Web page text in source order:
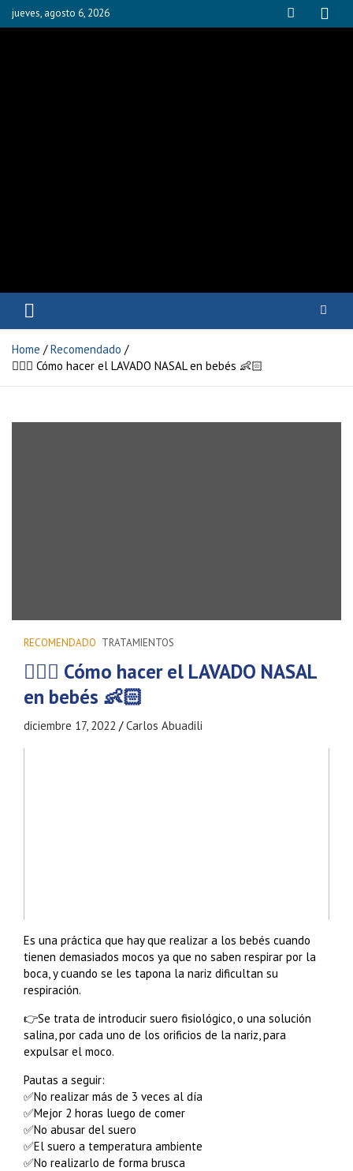
jueves, agosto 6, 2026
Home
Recomendado
🤷🏻‍♀️ Cómo hacer el LAVADO NASAL en bebés 👶🏻
RECOMENDADO TRATAMIENTOS
🤷🏻‍♀️ Cómo hacer el LAVADO NASAL
en bebés 👶🏻
diciembre 17, 2022 Carlos Abuadili
Es una práctica que hay que realizar a los bebés cuando
tienen demasiados mocos ya que no saben respirar por la
boca, y cuando se les tapona la nariz dificultan su
respiración.
👉Se trata de introducir suero fisiológico, o una solución
salina, por cada uno de los orificios de la nariz, para
expulsar el moco.
Pautas a seguir:
✅No realizar más de 3 veces al día
✅Mejor 2 horas luego de comer
✅No abusar del suero
✅El suero a temperatura ambiente
✅No realizarlo de forma brusca